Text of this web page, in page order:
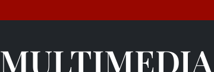
MULTIMEDIA